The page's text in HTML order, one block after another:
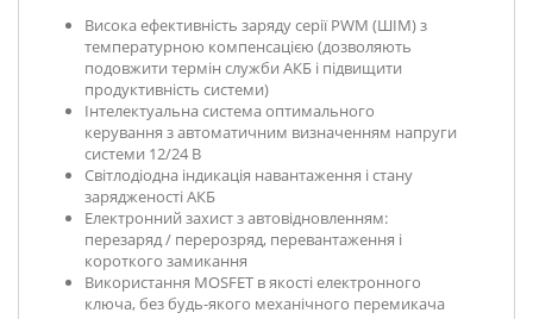
Висока ефективність заряду серії PWM (ШІМ) з
температурною компенсацією (дозволяють
подовжити термін служби АКБ і підвищити
продуктивність системи)
Інтелектуальна система оптимального
керування з автоматичним визначенням напруги
системи 12/24 В
Світлодіодна індикація навантаження і стану
зарядженості АКБ
Електронний захист з автовідновленням:
перезаряд / перерозряд, перевантаження і
короткого замикання
Використання MOSFET в якості електронного
ключа, без будь-якого механічного перемикача